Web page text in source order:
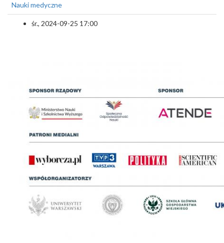
Nauki medyczne
śr., 2024-09-25 17:00